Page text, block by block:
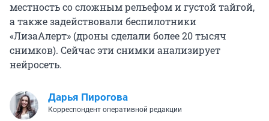
местность со сложным рельефом и густой тайгой,
а также задействовали беспилотники
«ЛизаАлерт» (дроны сделали более 20 тысяч
снимков). Сейчас эти снимки анализирует
нейросеть.
Дарья Пирогова
Корреспондент оперативной редакции